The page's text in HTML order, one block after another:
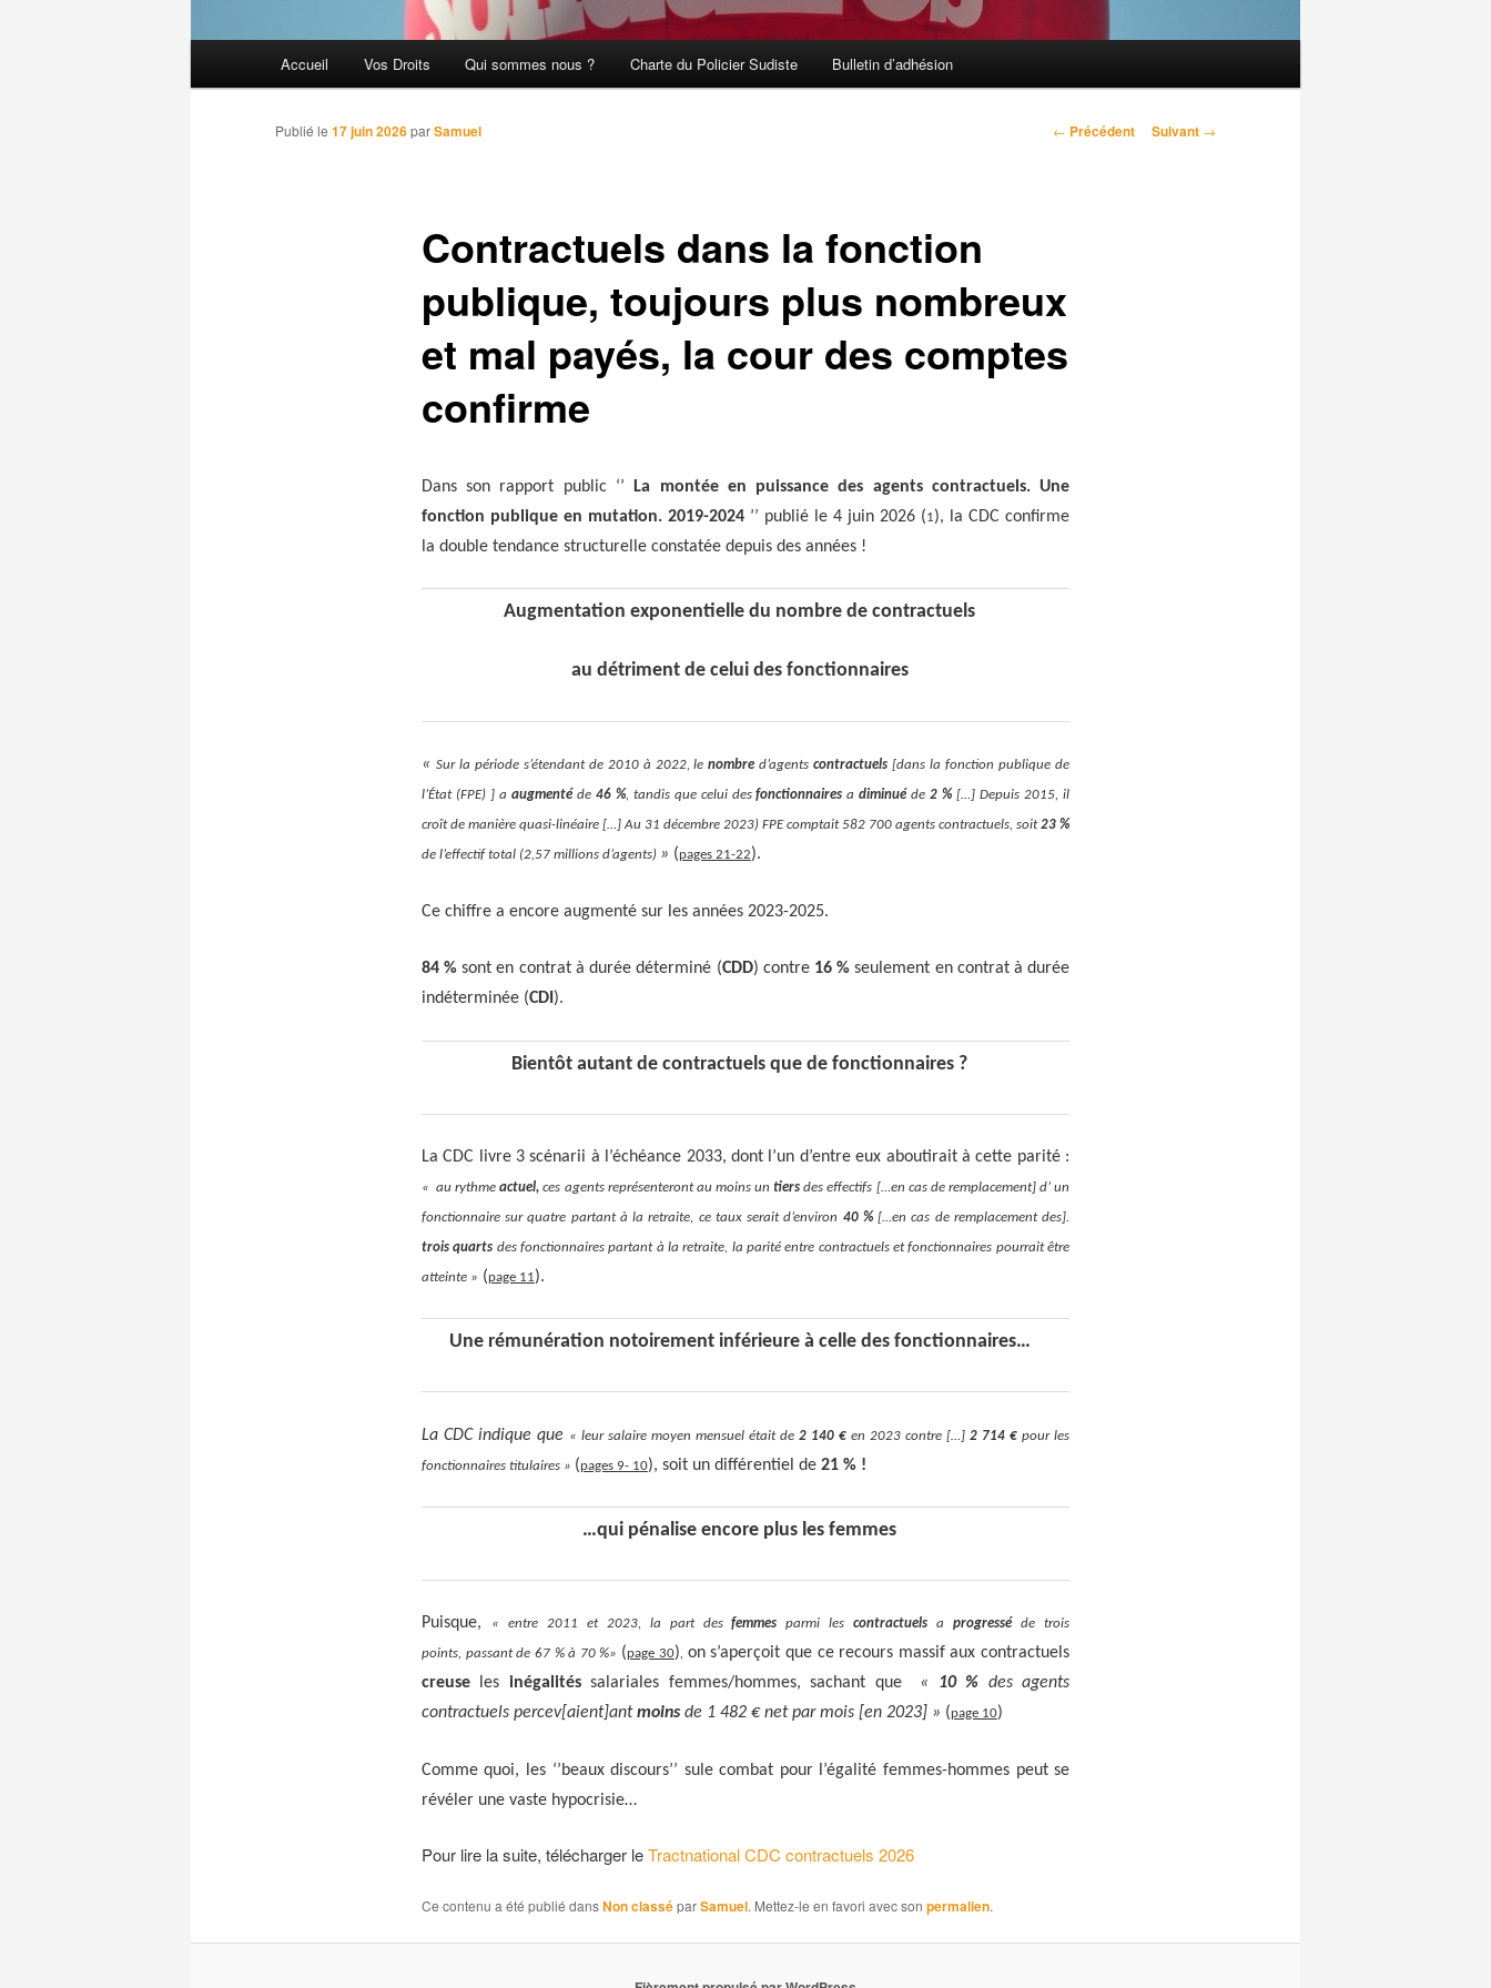
Accueil Vos Droits Qui sommes nous ? Charte du Policier Sudiste Bulletin d’adhésion
Navigation
← Précédent Suivant →
Contractuels dans la fonction
publique, toujours plus nombreux
et mal payés, la cour des comptes
confirme
Publié le 17 juin 2026parSamuel
Dans son rapport public‘’ La montée en puissance des agents contractuels. Une
fonction publique en mutation. 2019-2024 ’’ publié le 4 juin 2026 (1), la CDCconfirme
la double tendance structurelle constatée depuis des années !
Augmentation exponentielle du nombre de contractuels
au détriment de celui des fonctionnaires
« Sur la période s’étendant de 2010 à 2022, lenombre d’agentscontractuels [dans la fonction publique de
l’État (FPE) ] a augmentéde 46 %, tandis que celui desfonctionnaires adiminué de2 % […] Depuis 2015, il
croît de manière quasi-linéaire […] Au 31 décembre 2023) FPE comptait 582 700 agents contractuels, soit23 %
de l’effectif total (2,57 millions d’agents) » (pages 21-22).
Ce chiffre a encore augmenté sur les années 2023-2025.
84 % sont en contrat à durée déterminé (CDD) contre 16 %seulement en contrat à durée
indéterminée (CDI).
Bientôt autant de contractuels que de fonctionnaires ?
La CDC livre 3 scénarii à l’échéance 2033, dont l’un d’entre eux aboutirait à cette parité :
« au rythmeactuel, ces agents représenteront au moins un tiersdes effectifs […en cas de remplacement] d’ un
fonctionnaire sur quatre partant à la retraite, ce taux serait d’environ 40 %[…en cas de remplacement des].
trois quarts des fonctionnaires partant à la retraite, la parité entre contractuels et fonctionnaires pourrait être
atteinte » (page 11).
Une rémunération notoirement inférieure à celle des fonctionnaires…
La CDC indique que « leur salaire moyen mensuel était de2 140 € en 2023 contre […] 2 714 €pour les
fonctionnaires titulaires » (pages 9- 10), soit un différentiel de21 % !
…qui pénalise encore plus les femmes
Puisque, « entre 2011 et 2023, la part desfemmes parmi lescontractuelsaprogressé de trois
points, passant de 67 % à 70 %» (page 30), on s’aperçoit que ce recours massif aux contractuels
creuseles inégalitéssalariales femmes/hommes, sachant que « 10 % des agents
contractuels percev[aient]antmoinsde 1 482 € net par mois [en 2023] » (page 10)
Comme quoi, les ‘’beaux discours’’ sule combat pour l’égalité femmes-hommes peut se
révéler une vaste hypocrisie…
Pour lire la suite, télécharger leTractnational CDC contractuels 2026
Ce contenu a été publié dansNon classéparSamuel. Mettez-le en favori avec son permalien.